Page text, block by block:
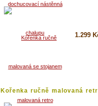
1.299
Kořenka ručně malovaná